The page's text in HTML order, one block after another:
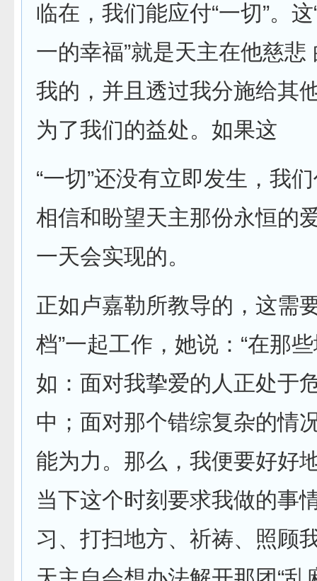
临在，我们能应付“一切”。这
一的幸福”就是天主在他慈悲
我的，并且透过我分施给其
为了我们的益处。如果这
“一切”还没有立即发生，我
相信和盼望天主那份永恒的
一天会实现的。
正如卢嘉勒所教导的，这需
档”一起工作，她说：“在那
如：面对我挚爱的人正处于
中；面对那个错综复杂的
能为力。那么，我便要好好
当下这个时刻要求我做的事
习、打扫地方、祈祷、照